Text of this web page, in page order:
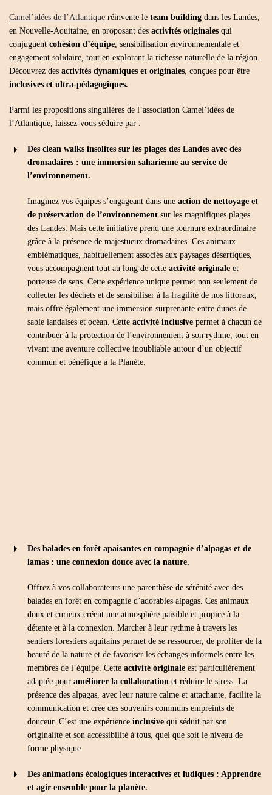
Camel’idées de l’Atlantique réinvente le team building dans les Landes,
en Nouvelle-Aquitaine, en proposant des activités originales qui
conjuguent cohésion d’équipe , sensibilisation environnementale et
engagement solidaire, tout en explorant la richesse naturelle de la région.
Découvrez des activités dynamiques et originales , conçues pour être
inclusives et ultra-pédagogiques.
Parmi les propositions singulières de l’association Camel’idées de
l’Atlantique, laissez-vous séduire par :
Des clean walks insolites sur les plages des Landes avec des
dromadaires : une immersion saharienne au service de
l’environnement.
Imaginez vos équipes s’engageant dans une action de nettoyage et
de préservation de l’environnement sur les magnifiques plages
des Landes. Mais cette initiative prend une tournure extraordinaire
grâce à la présence de majestueux dromadaires. Ces animaux
emblématiques, habituellement associés aux paysages désertiques,
vous accompagnent tout au long de cette activité originale et
porteuse de sens. Cette expérience unique permet non seulement de
collecter les déchets et de sensibiliser à la fragilité de nos littoraux,
mais offre également une immersion surprenante entre dunes de
sable landaises et océan. Cette activité inclusive permet à chacun de
contribuer à la protection de l’environnement à son rythme, tout en
vivant une aventure collective inoubliable autour d’un objectif
commun et bénéfique à la Planète.
Des balades en forêt apaisantes en compagnie d’alpagas et de
lamas : une connexion douce avec la nature.
Offrez à vos collaborateurs une parenthèse de sérénité avec des
balades en forêt en compagnie d’adorables alpagas. Ces animaux
doux et curieux créent une atmosphère paisible et propice à la
détente et à la connexion. Marcher à leur rythme à travers les
sentiers forestiers aquitains permet de se ressourcer, de profiter de la
beauté de la nature et de favoriser les échanges informels entre les
membres de l’équipe. Cette activité originale est particulièrement
adaptée pour améliorer la collaboration et réduire le stress. La
présence des alpagas, avec leur nature calme et attachante, facilite la
communication et crée des souvenirs communs empreints de
douceur. C’est une expérience inclusive qui séduit par son
originalité et son accessibilité à tous, quel que soit le niveau de
forme physique.
Des animations écologiques interactives et ludiques : Apprendre
et agir ensemble pour la planète.